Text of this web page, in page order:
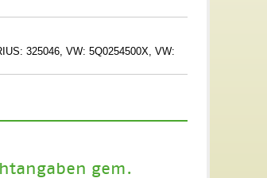
325046, VW: 5Q0254500X, VW:
gem.